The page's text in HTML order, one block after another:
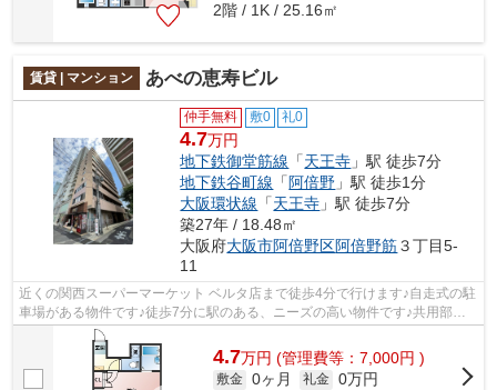
2階 / 1K / 25.16㎡
賃貸 | マンション あべの恵寿ビル
仲手無料 敷0 礼0
4.7万円
地下鉄御堂筋線 「天王寺 」駅 徒歩7分
地下鉄谷町線 「 阿倍野 」駅 徒歩1分
大阪環状線 「天王寺 」駅 徒歩7分
築27年 / 18.48㎡
大阪府大阪市阿倍野区阿倍野筋３丁目5-
11
近くの関西スーパーマーケット ベルタ店まで徒歩4分で行けます♪自走式の駐
車場がある物件です♪徒歩7分に駅のある、ニーズの高い物件です♪共用部に
はエレベータ・敷地内ごみ置き場など...
4.7万円 (管理費等：7,000円 )
敷金 0ヶ月 礼金 0万円